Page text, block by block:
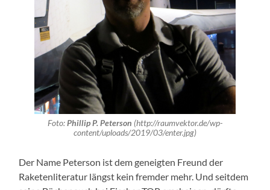
Foto:Phillip P. Peterson (http://raumvektor.de/wp-
content/uploads/2019/03/enter.jpg)
Der Name Peterson ist dem geneigten Freund der
Raketenliteratur längst kein fremder mehr. Und seitdem